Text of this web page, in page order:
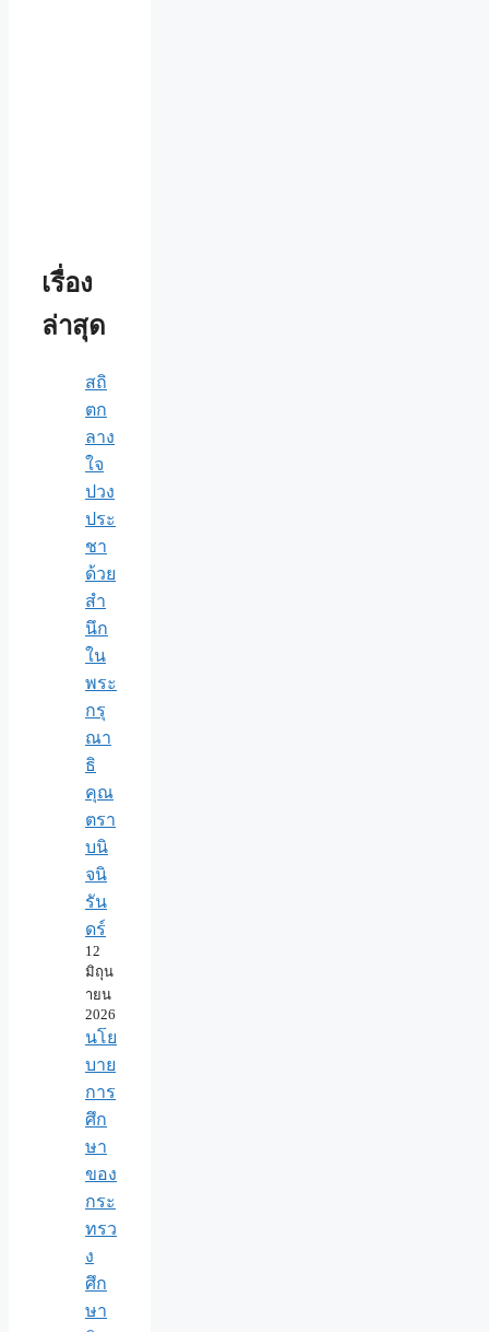
เรื่อง
ล่าสุด
สถิ
ตก
ลาง
ใจ
ปวง
ประ
ชา
ด้วย
สำ
นึก
ใน
พระ
กรุ
ณา
ธิ
คุณ
ตรา
บนิ
จนิ
รัน
ดร์
12
มิถุน
ายน
2026
นโย
บาย
การ
ศึก
ษา
ของ
กระ
ทรว
ง
ศึก
ษา